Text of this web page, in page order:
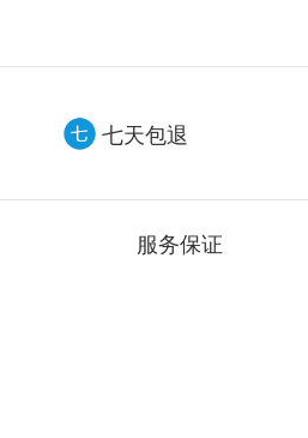
七天包退
服务保证